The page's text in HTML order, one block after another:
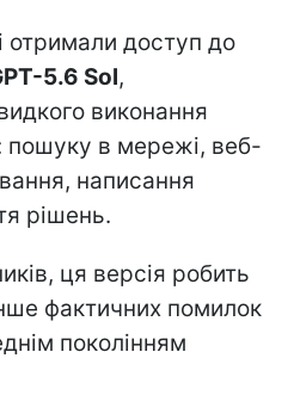
отримали доступ до
5.6 Sol,
виконання
пошуку в мережі, веб-
написання
рішень.
ця версія робить
фактичних помилок
поколінням